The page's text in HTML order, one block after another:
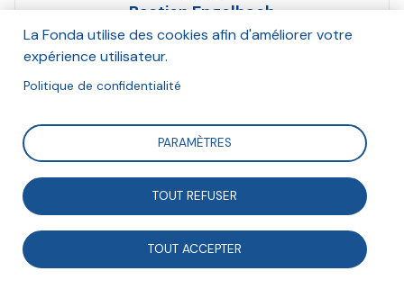
Bastien Engelbach
Mars 2018
Présentation et approche prospective de l'Objectif de
développement durable n°17. Cette fiche est publiée
dans le supplément au numéro 237 de la Tribune
Fonda « Faire des ODD un projet de société ».
La Fonda utilise des cookies afin d'améliorer votre
expérience utilisateur.
Politique de confidentialité
PARAMÈTRES
TOUT REFUSER
TOUT ACCEPTER